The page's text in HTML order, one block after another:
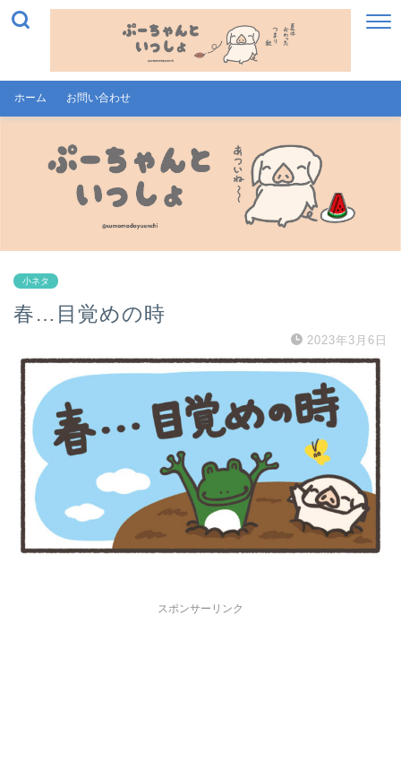
ホーム お問い合わせ
小ネタ
春…目覚めの時
2023年3月6日
スポンサーリンク